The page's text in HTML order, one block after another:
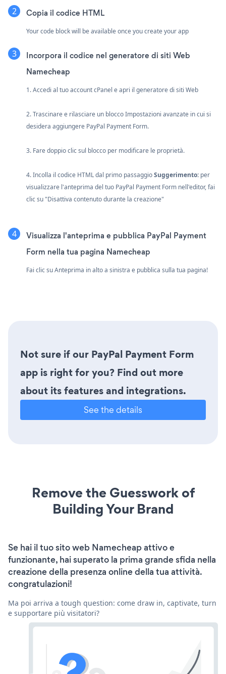
Copia il codice HTML
Your code block will be available once you create your app
Incorpora il codice nel generatore di siti Web
Namecheap
1. Accedi al tuo account cPanel e apri il generatore di siti Web
2. Trascinare e rilasciare un blocco Impostazioni avanzate in cui si
desidera aggiungere PayPal Payment Form.
3. Fare doppio clic sul blocco per modificare le proprietà.
4. Incolla il codice HTML dal primo passaggioSuggerimento: per
visualizzare l'anteprima del tuo PayPal Payment Form nell'editor, fai
clic su "Disattiva contenuto durante la creazione"
Visualizza l'anteprima e pubblica PayPal Payment
Form nella tua pagina Namecheap
Fai clic su Anteprima in alto a sinistra e pubblica sulla tua pagina!
Not sure if our PayPal Payment Form
app is right for you? Find out more
about its features and integrations.
See the details
Remove the Guesswork of
Building Your Brand
Se hai il tuo sito web Namecheap attivo e
funzionante, hai superato la prima grande sfida nella
creazione della presenza online della tua attività.
congratulazioni!
Ma poi arriva a tough question: come draw in, captivate, turn
e supportare più visitatori?